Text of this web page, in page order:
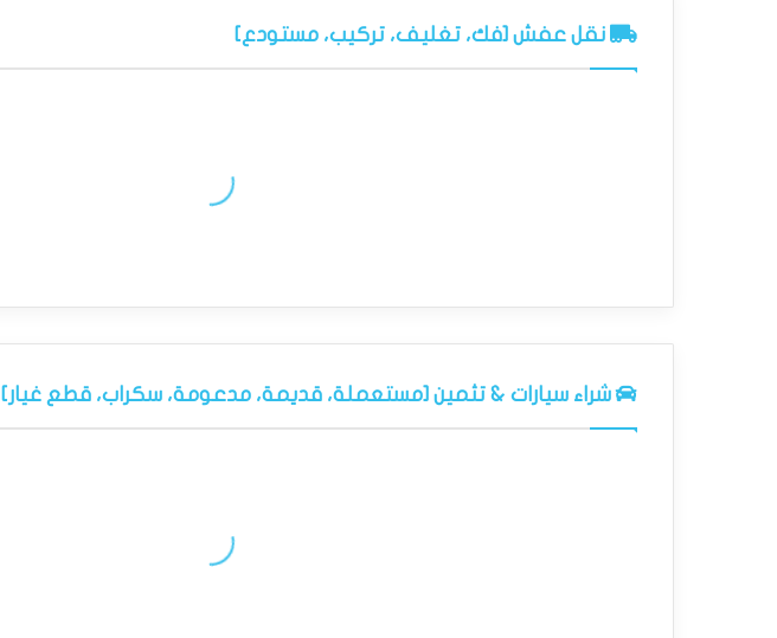
نقل عفش [فك، تغليف، تركيب، مستودع]
شراء سيارات & تثمين [مستعملة، قديمة، مدعومة، سكراب، قطع غيار]